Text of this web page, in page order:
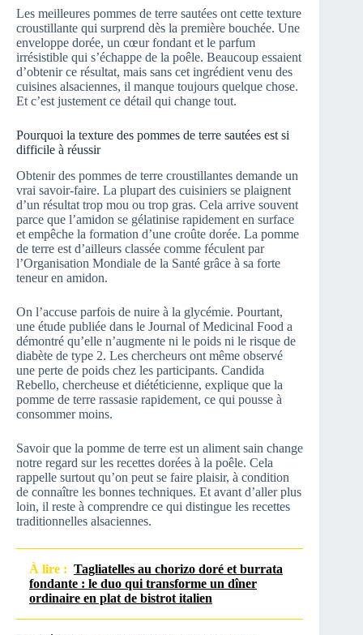
Les meilleures pommes de terre sautées ont cette texture
croustillante qui surprend dès la première bouchée. Une
enveloppe dorée, un cœur fondant et le parfum
irrésistible qui s’échappe de la poêle. Beaucoup essaient
d’obtenir ce résultat, mais sans cet ingrédient venu des
cuisines alsaciennes, il manque toujours quelque chose.
Et c’est justement ce détail qui change tout.
Pourquoi la texture des pommes de terre sautées est si
difficile à réussir
Obtenir des pommes de terre croustillantes demande un
vrai savoir-faire. La plupart des cuisiniers se plaignent
d’un résultat trop mou ou trop gras. Cela arrive souvent
parce que l’amidon se gélatinise rapidement en surface
et empêche la formation d’une croûte dorée. La pomme
de terre est d’ailleurs classée comme féculent par
l’Organisation Mondiale de la Santé grâce à sa forte
teneur en amidon.
On l’accuse parfois de nuire à la glycémie. Pourtant,
une étude publiée dans le Journal of Medicinal Food a
démontré qu’elle n’augmente ni le poids ni le risque de
diabète de type 2. Les chercheurs ont même observé
une perte de poids chez les participants. Candida
Rebello, chercheuse et diététicienne, explique que la
pomme de terre rassasie rapidement, ce qui pousse à
consommer moins.
Savoir que la pomme de terre est un aliment sain change
notre regard sur les recettes dorées à la poêle. Cela
rappelle surtout qu’on peut se faire plaisir, à condition
de connaître les bonnes techniques. Et avant d’aller plus
loin, il reste à comprendre ce qui distingue les recettes
traditionnelles alsaciennes.
À lire : Tagliatelles au chorizo doré et burrata
fondante : le duo qui transforme un dîner
ordinaire en plat de bistrot italien